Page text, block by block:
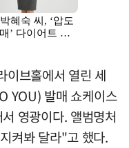
이브홀에서 열린 세
YOU) 발매 쇼케이스
영광이다. 앨범명처
켜봐 달라"고 했다.